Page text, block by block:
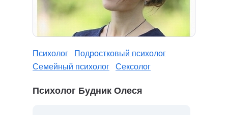
Психолог
Подростковый психолог
Семейный психолог
Сексолог
Психолог Будник Олеся